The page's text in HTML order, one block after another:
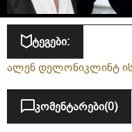
ტეგები:
ალენ დელონიკლინტ
კომენტარები(0)